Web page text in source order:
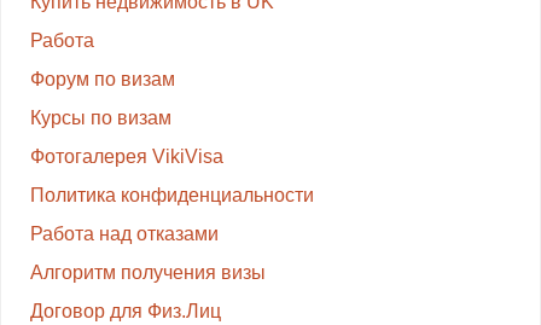
Работа
Форум по визам
Курсы по визам
Фотогалерея VikiVisa
Политика конфиденциальности
Работа над отказами
Алгоритм получения визы
Договор для Физ.Лиц